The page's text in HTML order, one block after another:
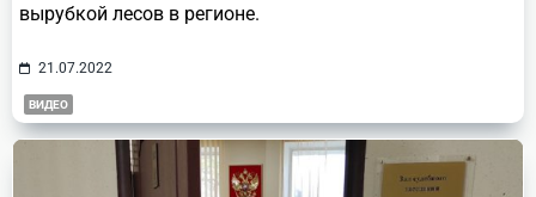
вырубкой лесов в регионе.
21.07.2022
ВИДЕО